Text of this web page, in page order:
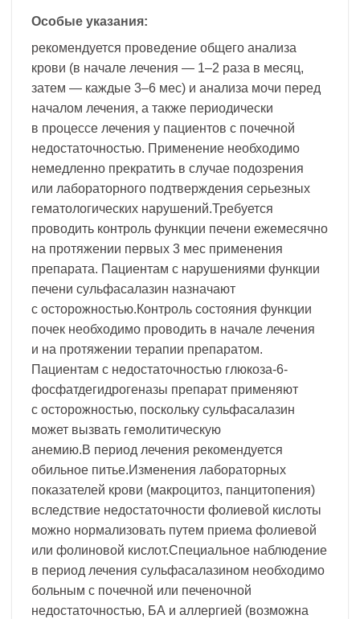
Особые указания:
рекомендуется проведение общего анализа
крови (в начале лечения — 1–2 раза в месяц,
затем — каждые 3–6 мес) и анализа мочи перед
началом лечения, а также периодически
в процессе лечения у пациентов с почечной
недостаточностью. Применение необходимо
немедленно прекратить в случае подозрения
или лабораторного подтверждения серьезных
гематологических нарушений.Требуется
проводить контроль функции печени ежемесячно
на протяжении первых 3 мес применения
препарата. Пациентам с нарушениями функции
печени сульфасалазин назначают
с осторожностью.Контроль состояния функции
почек необходимо проводить в начале лечения
и на протяжении терапии препаратом.
Пациентам с недостаточностью глюкоза-6-
фосфатдегидрогеназы препарат применяют
с осторожностью, поскольку сульфасалазин
может вызвать гемолитическую
анемию.В период лечения рекомендуется
обильное питье.Изменения лабораторных
показателей крови (макроцитоз, панцитопения)
вследствие недостаточности фолиевой кислоты
можно нормализовать путем приема фолиевой
или фолиновой кислот.Специальное наблюдение
в период лечения сульфасалазином необходимо
больным с почечной или печеночной
недостаточностью, БА и аллергией (возможна